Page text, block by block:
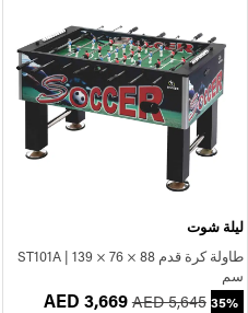
ليلة شوت
طاولة كرة قدم ST101A | 139 × 76 × 88
سم
AED 3,669 AED 5,645 35%